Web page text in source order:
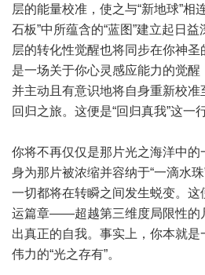
层的能量校准，使之与“新地球”相
石板”中所蕴含的“蓝图”建立起日
层的转化性觉醒也将同步在你神
是一场关于你心灵感应能力的觉醒
并主动且有意识地将自身重新校准
回归之旅。这便是“回归真我”这一
你将不再仅仅是那片光之海洋中
身为那片被浓缩并容纳于“一滴水珠
一切都将在转瞬之间发生蜕变。
运篇章——超越第三维度局限性的
出真正的自我。事实上，你本就
伟力的“光之存有”。